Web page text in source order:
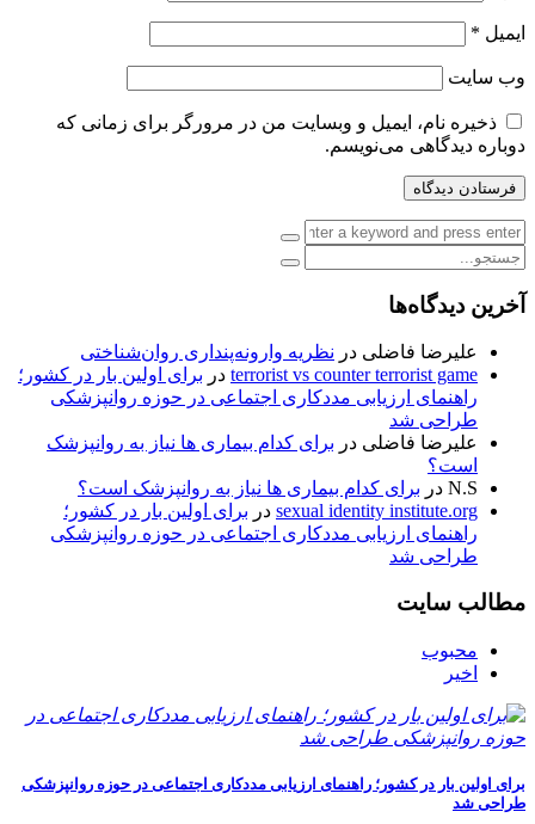
ایمیل *
وب‌ سایت
ذخیره نام، ایمیل و وبسایت من در مرورگر برای زمانی که
دوباره دیدگاهی می‌نویسم.
آخرین دیدگاه‌ها
علیرضا فاضلی در نظریه وارونه‌پنداری روان‌شناختی
terrorist vs counter terrorist game در برای اولین بار در کشور؛
راهنمای ارزیابی مددکاری اجتماعی در حوزه روانپزشکی
طراحی شد
علیرضا فاضلی در برای کدام بیماری ها نیاز به روانپزشک
است؟
N.S در برای کدام بیماری ها نیاز به روانپزشک است؟
sexual identity institute.org در برای اولین بار در کشور؛
راهنمای ارزیابی مددکاری اجتماعی در حوزه روانپزشکی
طراحی شد
مطالب سایت
محبوب
اخیر
برای اولین بار در کشور؛ راهنمای ارزیابی مددکاری اجتماعی در حوزه روانپزشکی
طراحی شد